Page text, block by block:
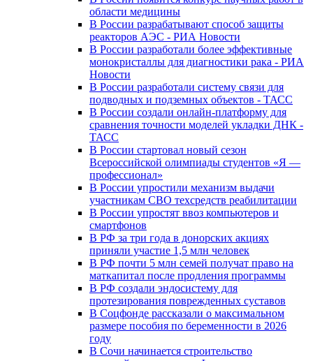
области медицины
В России разрабатывают способ защиты
реакторов АЭС - РИА Новости
В России разработали более эффективные
монокристаллы для диагностики рака - РИА
Новости
В России разработали систему связи для
подводных и подземных объектов - ТАСС
В России создали онлайн-платформу для
сравнения точности моделей укладки ДНК -
ТАСС
В России стартовал новый сезон
Всероссийской олимпиады студентов «Я —
профессионал»
В России упростили механизм выдачи
участникам СВО техсредств реабилитации
В России упростят ввоз компьютеров и
смартфонов
В РФ за три года в донорских акциях
приняли участие 1,5 млн человек
В РФ почти 5 млн семей получат право на
маткапитал после продления программы
В РФ создали эндосистему для
протезирования поврежденных суставов
В Соцфонде рассказали о максимальном
размере пособия по беременности в 2026
году
В Сочи начинается строительство